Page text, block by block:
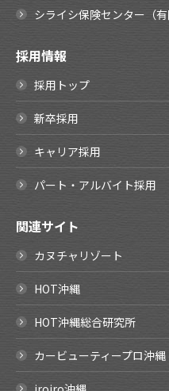
シライシ保険センター（有
採用情報
採用トップ
新卒採用
キャリア採用
パート・アルバイト採用
関連サイト
カヌチャリゾート
HOT沖縄
HOT沖縄総合研究所
カービューティープロ沖縄